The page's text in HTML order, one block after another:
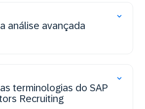
análise avançada
terminologias do SAP
Recruiting